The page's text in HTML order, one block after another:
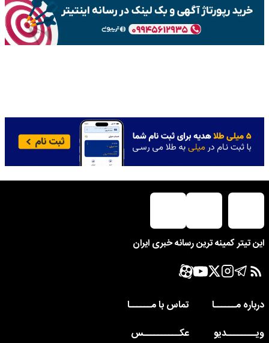
این تیتر کمینه ترین رسانه خبری ایران
درباره مــــــا
تماس با مــــــا
ویــــــــدیو
عکــــــــــس